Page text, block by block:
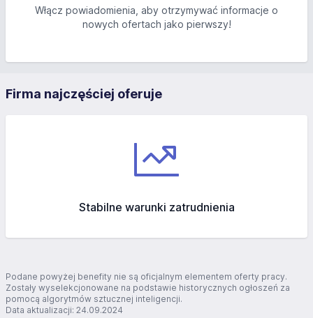
Włącz powiadomienia, aby otrzymywać informacje o
nowych ofertach jako pierwszy!
Firma najczęściej oferuje
Stabilne warunki zatrudnienia
Podane powyżej benefity nie są oficjalnym elementem oferty pracy.
Zostały wyselekcjonowane na podstawie historycznych ogłoszeń za
pomocą algorytmów sztucznej inteligencji.
Data aktualizacji: 24.09.2024